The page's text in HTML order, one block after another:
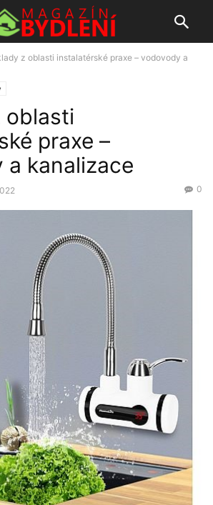
z oblasti instalatérské praxe – vodovody a
oblasti
praxe –
a kanalizace
0